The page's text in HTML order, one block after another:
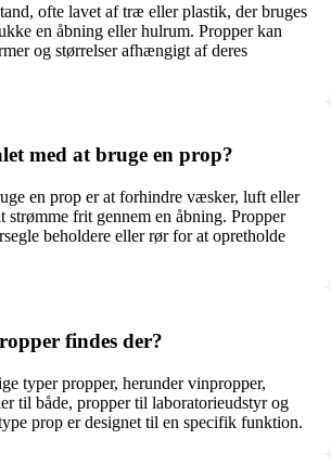
ofte lavet af træ eller plastik, der bruges
en åbning eller hulrum. Propper kan
og størrelser afhængigt af deres
med at bruge en prop?
en prop er at forhindre væsker, luft eller
strømme frit gennem en åbning. Propper
beholdere eller rør for at opretholde
findes der?
typer propper, herunder vinpropper,
til både, propper til laboratorieudstyr og
prop er designet til en specifik funktion.